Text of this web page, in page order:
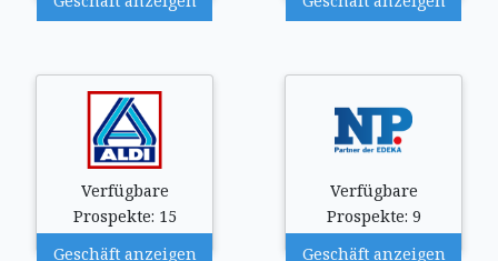
Verfügbare
Prospekte: 15
Geschäft anzeigen
Verfügbare
Prospekte: 9
Geschäft anzeigen